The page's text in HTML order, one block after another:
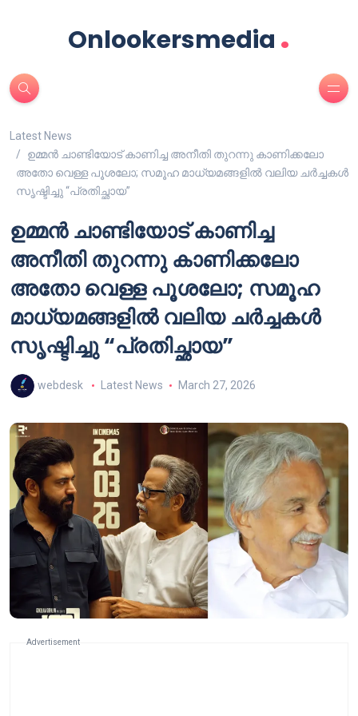
Onlookersmedia .
Latest News
ഉമ്മൻ ചാണ്ടിയോട് കാണിച്ച അനീതി തുറന്നു കാണിക്കലോ
അതോ വെള്ള പൂശലോ; സമൂഹ മാധ്യമങ്ങളിൽ വലിയ ചർച്ചകൾ
സൃഷ്ടിച്ചു “പ്രതിച്ഛായ”
ഉമ്മൻ ചാണ്ടിയോട് കാണിച്ച
അനീതി തുറന്നു കാണിക്കലോ
അതോ വെള്ള പൂശലോ; സമൂഹ
മാധ്യമങ്ങളിൽ വലിയ ചർച്ചകൾ
സൃഷ്ടിച്ചു “പ്രതിച്ഛായ”
webdesk Latest News March 27, 2026
Advertisement